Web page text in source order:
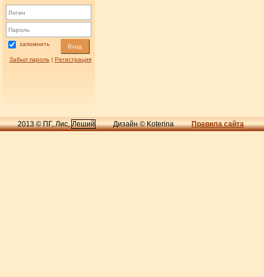
запомнить Вход
Забыл пароль| Регистрация
2013 © ПГ, Лис,Леший Дизайн © Koterina Правила сайта